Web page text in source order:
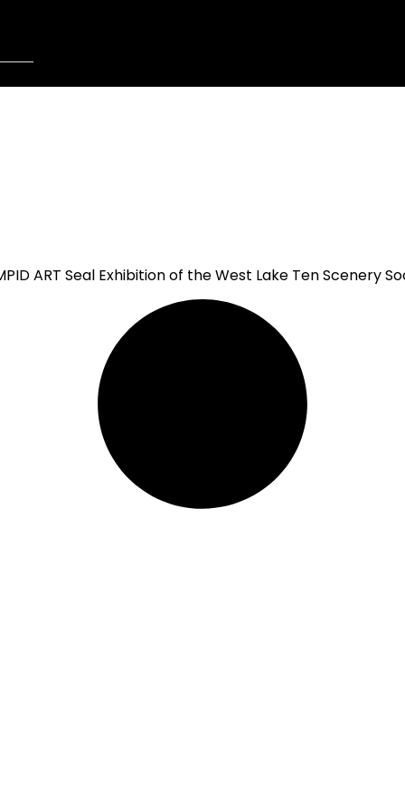
ART Seal Exhibition of the West Lake Ten Scenery